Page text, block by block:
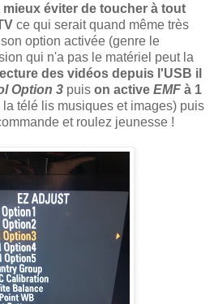
mieux éviter de toucher à tout
ce qui serait quand même très
option activée (genre le
qui n'a pas le matériel peut la
des vidéos depuis l'USB il
Option 3 puis on active EMF à 1
télé lis musiques et images) puis
et roulez jeunesse !